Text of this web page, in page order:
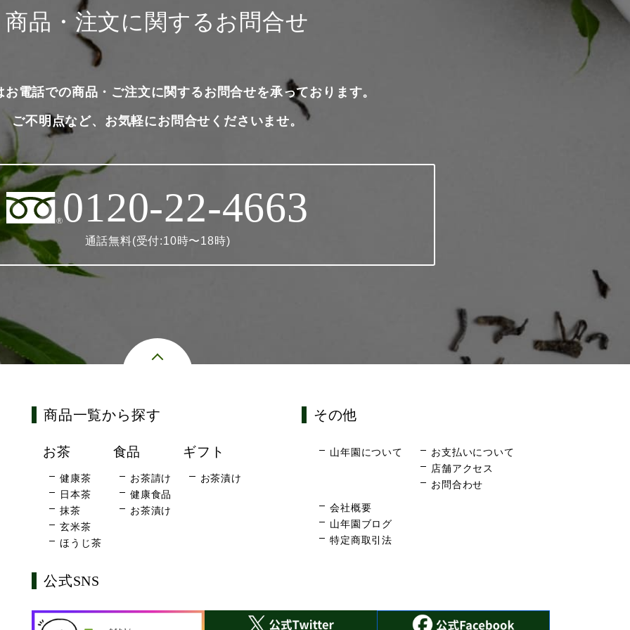
商品・注文に関するお問合せ
お電話での商品・ご注文に関するお問合せを承っております。
ご不明点など、お気軽にお問合せくださいませ。
0120-22-4663
通話無料(受付:10時〜18時)
商品一覧から探す
お茶
健康茶
日本茶
抹茶
玄米茶
ほうじ茶
食品
お茶請け
健康食品
お茶漬け
ギフト
お茶漬け
その他
山年園について
お支払いについて
店舗アクセス
お問合わせ
会社概要
山年園ブログ
特定商取引法
公式SNS